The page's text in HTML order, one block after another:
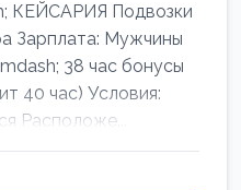
Подвозки
Зарплата: Мужчины
38 час бонусы
40 час) Условия:
Расположе...